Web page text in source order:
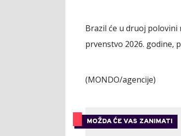
Brazil će u druoj polovini
prvenstvo 2026. godine,
(MONDO/agencije)
MOŽDA ĆE VAS ZANIMATI